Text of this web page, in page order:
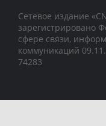
Сетевое издание
зарегистрировано
сфере связи,
коммуникаций
74283